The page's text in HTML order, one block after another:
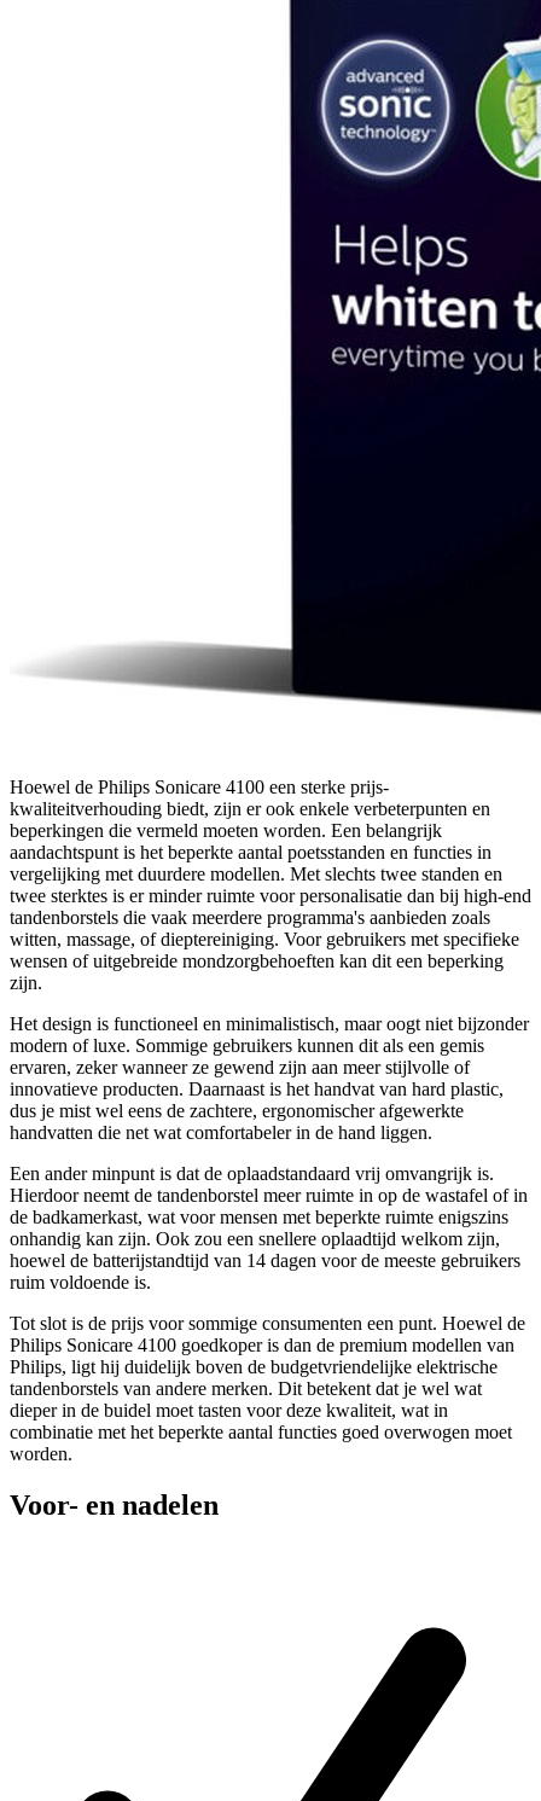
Hoewel de Philips Sonicare 4100 een sterke prijs-
kwaliteitverhouding biedt, zijn er ook enkele verbeterpunten en
beperkingen die vermeld moeten worden. Een belangrijk
aandachtspunt is het beperkte aantal poetsstanden en functies in
vergelijking met duurdere modellen. Met slechts twee standen en
twee sterktes is er minder ruimte voor personalisatie dan bij high-end
tandenborstels die vaak meerdere programma's aanbieden zoals
witten, massage, of dieptereiniging. Voor gebruikers met specifieke
wensen of uitgebreide mondzorgbehoeften kan dit een beperking
zijn.
Het design is functioneel en minimalistisch, maar oogt niet bijzonder
modern of luxe. Sommige gebruikers kunnen dit als een gemis
ervaren, zeker wanneer ze gewend zijn aan meer stijlvolle of
innovatieve producten. Daarnaast is het handvat van hard plastic,
dus je mist wel eens de zachtere, ergonomischer afgewerkte
handvatten die net wat comfortabeler in de hand liggen.
Een ander minpunt is dat de oplaadstandaard vrij omvangrijk is.
Hierdoor neemt de tandenborstel meer ruimte in op de wastafel of in
de badkamerkast, wat voor mensen met beperkte ruimte enigszins
onhandig kan zijn. Ook zou een snellere oplaadtijd welkom zijn,
hoewel de batterijstandtijd van 14 dagen voor de meeste gebruikers
ruim voldoende is.
Tot slot is de prijs voor sommige consumenten een punt. Hoewel de
Philips Sonicare 4100 goedkoper is dan de premium modellen van
Philips, ligt hij duidelijk boven de budgetvriendelijke elektrische
tandenborstels van andere merken. Dit betekent dat je wel wat
dieper in de buidel moet tasten voor deze kwaliteit, wat in
combinatie met het beperkte aantal functies goed overwogen moet
worden.
Voor- en nadelen